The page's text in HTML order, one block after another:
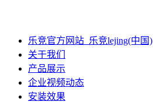
乐竞官方网站_乐竞lejing(中国)
关于我们
产品展示
企业视频动态
安装效果